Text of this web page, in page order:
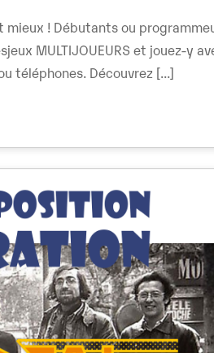
! Débutants ou
MULTIJOUEURS et jouez-y
téléphones. Découvrez [...]